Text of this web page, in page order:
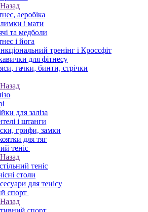
Назад
аеробіка
і мати
та медболи
і йога
тренінг і Кроссфіт
для фітнесу
гачки, бинти, стрічки
Назад
для заліза
і штанги
грифи, замки
для тяг
теніс
Назад
теніс
столи
для тенісу
спорт
Назад
спорт